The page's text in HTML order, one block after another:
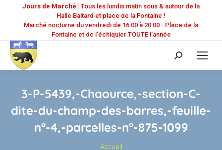
Jours de Marché : Tous les lundis matin sous & autour de la
Halle Baltard et place de la Fontaine !
Marché nocturne du vendredi de 16:00 à 20:00 - Place de la
Fontaine et de l'échiquier TOUTE l'année
Recherche
:
3-P-5439,-Chaource,-section-C-
dite-du-champ-des-barres,-feuille-
n°-4,-parcelles-n°-875-1099
Accueil